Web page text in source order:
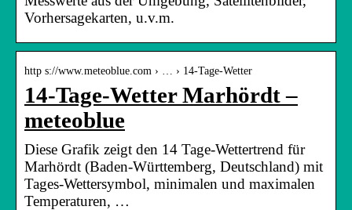
Vorhersagekarten, u.v.m.
http s://www.meteoblue.com › … › 14-Tage-Wetter
14-Tage-Wetter Marhördt –
meteoblue
Diese Grafik zeigt den 14 Tage-Wettertrend für
Marhördt (Baden-Württemberg, Deutschland) mit
Tages-Wettersymbol, minimalen und maximalen
Temperaturen, …